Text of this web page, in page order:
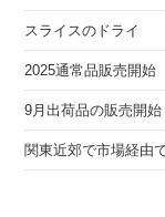
スライスのドライ
2025通常品販売開始
9月出荷品の販売開始
関東近郊で市場経由